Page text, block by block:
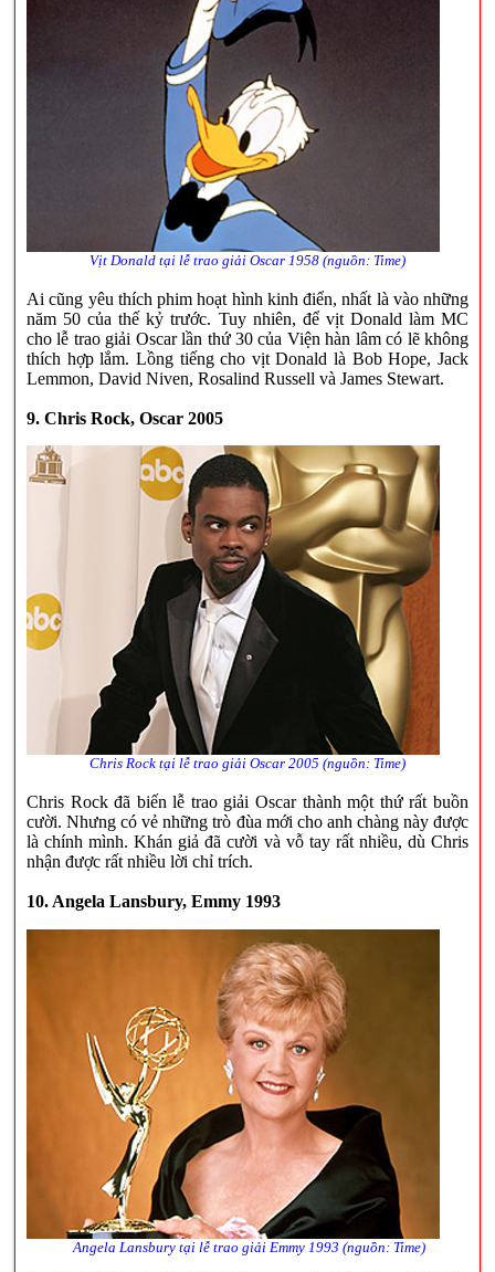
Vịt Donald tại lễ trao giải Oscar 1958 (nguồn: Time)
Ai cũng yêu thích phim hoạt hình kinh điển, nhất là vào những
năm 50 của thế kỷ trước. Tuy nhiên, để vịt Donald làm MC
cho lễ trao giải Oscar lần thứ 30 của Viện hàn lâm có lẽ không
thích hợp lắm. Lồng tiếng cho vịt Donald là Bob Hope, Jack
Lemmon, David Niven, Rosalind Russell và James Stewart.
9. Chris Rock, Oscar 2005
Chris Rock tại lễ trao giải Oscar 2005 (nguồn: Time)
Chris Rock đã biến lễ trao giải Oscar thành một thứ rất buồn
cười. Nhưng có vẻ những trò đùa mới cho anh chàng này được
là chính mình. Khán giả đã cười và vỗ tay rất nhiều, dù Chris
nhận được rất nhiều lời chỉ trích.
10. Angela Lansbury, Emmy 1993
Angela Lansbury tại lễ trao giải Emmy 1993 (nguồn: Time)